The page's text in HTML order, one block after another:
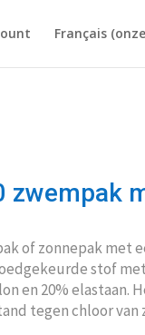
Français
zwempak
of zonnepak met
stof
en 20% elastaan.
tegen chloor van